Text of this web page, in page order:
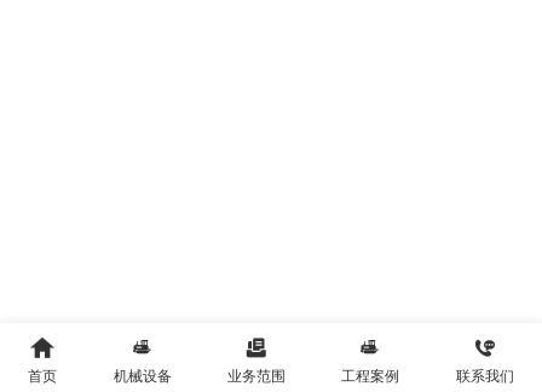

首页

机械设备

业务范围

工程案例

联系我们